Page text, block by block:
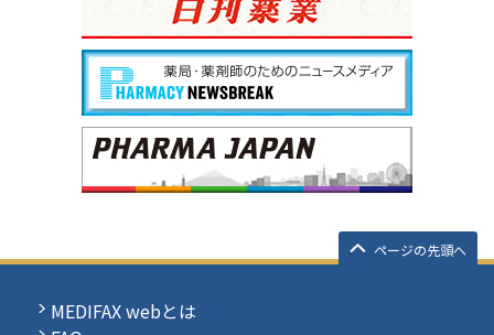
ページの先頭へ
MEDIFAX webとは